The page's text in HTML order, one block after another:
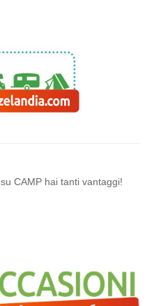
su CAMP hai tanti vantaggi!